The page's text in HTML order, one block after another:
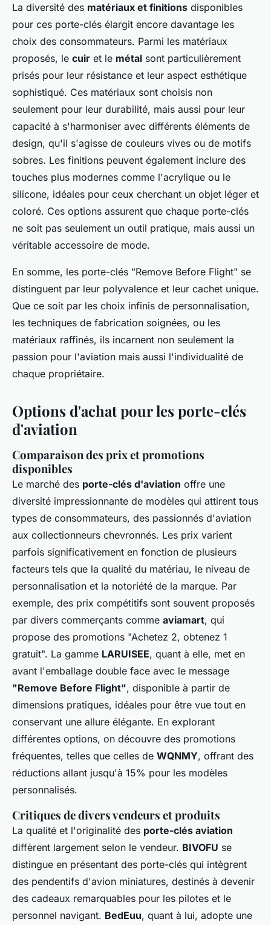
La diversité des matériaux et finitions disponibles
pour ces porte-clés élargit encore davantage les
choix des consommateurs. Parmi les matériaux
proposés, le cuir et le métal sont particulièrement
prisés pour leur résistance et leur aspect esthétique
sophistiqué. Ces matériaux sont choisis non
seulement pour leur durabilité, mais aussi pour leur
capacité à s'harmoniser avec différents éléments de
design, qu'il s'agisse de couleurs vives ou de motifs
sobres. Les finitions peuvent également inclure des
touches plus modernes comme l'acrylique ou le
silicone, idéales pour ceux cherchant un objet léger et
coloré. Ces options assurent que chaque porte-clés
ne soit pas seulement un outil pratique, mais aussi un
véritable accessoire de mode.
En somme, les porte-clés "Remove Before Flight" se
distinguent par leur polyvalence et leur cachet unique.
Que ce soit par les choix infinis de personnalisation,
les techniques de fabrication soignées, ou les
matériaux raffinés, ils incarnent non seulement la
passion pour l'aviation mais aussi l'individualité de
chaque propriétaire.
Options d'achat pour les porte-clés
d'aviation
Comparaison des prix et promotions
disponibles
Le marché des porte-clés d'aviation offre une
diversité impressionnante de modèles qui attirent tous
types de consommateurs, des passionnés d'aviation
aux collectionneurs chevronnés. Les prix varient
parfois significativement en fonction de plusieurs
facteurs tels que la qualité du matériau, le niveau de
personnalisation et la notoriété de la marque. Par
exemple, des prix compétitifs sont souvent proposés
par divers commerçants comme aviamart, qui
propose des promotions "Achetez 2, obtenez 1
gratuit". La gamme LARUISEE, quant à elle, met en
avant l'emballage double face avec le message
"Remove Before Flight", disponible à partir de
dimensions pratiques, idéales pour être vue tout en
conservant une allure élégante. En explorant
différentes options, on découvre des promotions
fréquentes, telles que celles de WQNMY, offrant des
réductions allant jusqu'à 15% pour les modèles
personnalisés.
Critiques de divers vendeurs et produits
La qualité et l'originalité des porte-clés aviation
diffèrent largement selon le vendeur. BIVOFU se
distingue en présentant des porte-clés qui intègrent
des pendentifs d'avion miniatures, destinés à devenir
des cadeaux remarquables pour les pilotes et le
personnel navigant. BedEuu, quant à lui, adopte une